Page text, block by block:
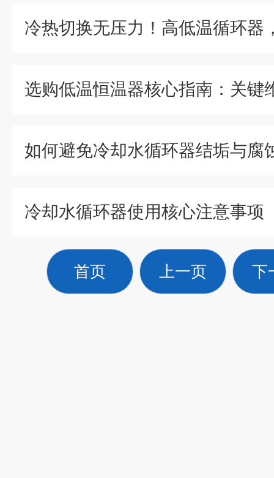
冷却水循环器使用核心注意事项
首页 上一页 下